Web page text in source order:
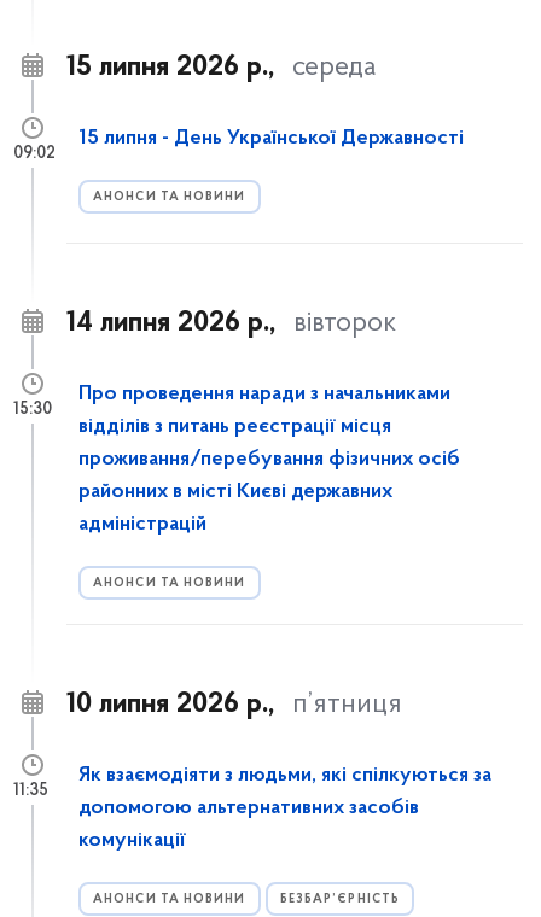
15 липня 2026 р., середа
15 липня - День Української Державності
АНОНСИ ТА НОВИНИ
09:02
14 липня 2026 р., вівторок
Про проведення наради з начальниками
відділів з питань реєстрації місця
проживання/перебування фізичних осіб
районних в місті Києві державних
адміністрацій
АНОНСИ ТА НОВИНИ
15:30
10 липня 2026 р., п’ятниця
Як взаємодіяти з людьми, які спілкуються за
допомогою альтернативних засобів
комунікації
АНОНСИ ТА НОВИНИ БЕЗБАР’ЄРНІСТЬ
11:35